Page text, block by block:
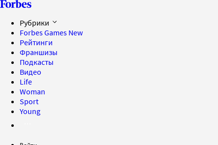
Рубрики
Forbes Games New
Рейтинги
Франшизы
Подкасты
Видео
Life
Woman
Sport
Young